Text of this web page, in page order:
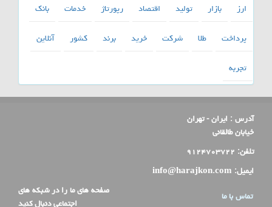
ارز بازار تولید اقتصاد رپورتاژ خدمات
بانك
پرداخت
طلا شركت خرید برند كشور
آنلاین
تجربه
آدرس : ایران - تهران
خیابان طالقانی
تلفن: ۹۱۲۴۷۰۳۷۲۲
ایمیل: info@harajkon.com
تماس با ما
صفحه های ما را در شبکه های
اجتماعی دنبال کنید